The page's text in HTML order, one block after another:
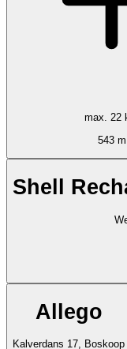
max. 22
543 m
Shell
Allego
Kalverdans 17, Boskoop